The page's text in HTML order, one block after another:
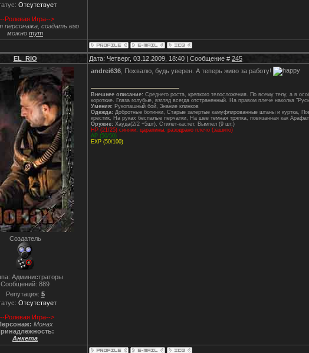
Отсутствует
Ролевая Игра-->
персонажа, создать его
можно тут
EL_RIO Дата: Четверг, 03.12.2009, 18:40 | Сообщение # 245
Создатель
Администраторы
Сообщений: 889
Репутация: 5
Отсутствует
Ролевая Игра-->
Монах
Анкета
andrei636 , Похвалю, будь уверен. А теперь живо за работу!
Внешнее описание: Среднего роста, крепкого телосложения. По всему телу, а в
короткие. Глаза голубые, взгляд всегда отстраненный. На правом плече наколка
Умения: Рукопашный бой, Знание клинков
Одежда: Добротные ботинки, Старые затертые камуфлированные штаны и куртка,
крестик, На руках беспалые перчатки, На шее темная тряпка, повязанная как
Оружие: Хауда(2/2 +5шт), Стилет-кастет, Вымпел (9 шт.)
НР (21/25) синяки, царапины, разодрано плечо (зашито)
АР (50/50)
ЕХР (50/100)